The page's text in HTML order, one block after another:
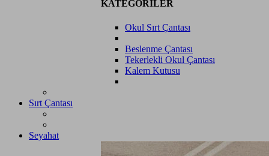
KATEGORİLER
Okul Sırt Çantası
Beslenme Çantası
Tekerlekli Okul Çantası
Kalem Kutusu
Sırt Çantası
Seyahat